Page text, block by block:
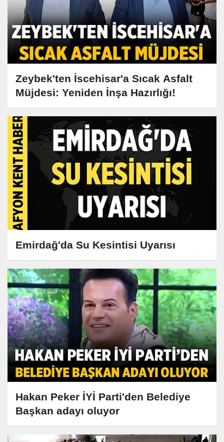
Zeybek'ten İscehisar'a Sıcak Asfalt
Müjdesi: Yeniden İnşa Hazırlığı!
Emirdağ'da Su Kesintisi Uyarısı
Hakan Peker İYİ Parti'den Belediye
Başkan adayı oluyor